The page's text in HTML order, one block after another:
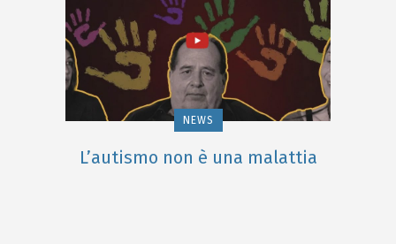
NEWS
L’autismo non è una malattia